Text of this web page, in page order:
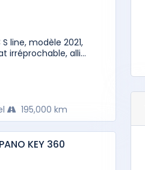
line, modèle 2021,
irréprochable, alli...
195,000 km
KEY 360